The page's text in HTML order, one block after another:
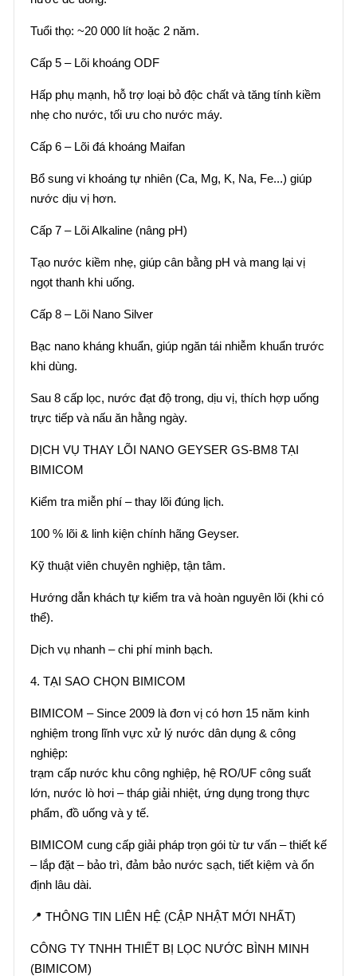
Tuổi thọ: ~20 000 lít hoặc 2 năm.
Cấp 5 – Lõi khoáng ODF
Hấp phụ mạnh, hỗ trợ loại bỏ độc chất và tăng tính kiềm
nhẹ cho nước, tối ưu cho nước máy.
Cấp 6 – Lõi đá khoáng Maifan
Bổ sung vi khoáng tự nhiên (Ca, Mg, K, Na, Fe...) giúp
nước dịu vị hơn.
Cấp 7 – Lõi Alkaline (nâng pH)
Tạo nước kiềm nhẹ, giúp cân bằng pH và mang lại vị
ngọt thanh khi uống.
Cấp 8 – Lõi Nano Silver
Bạc nano kháng khuẩn, giúp ngăn tái nhiễm khuẩn trước
khi dùng.
Sau 8 cấp lọc, nước đạt độ trong, dịu vị, thích hợp uống
trực tiếp và nấu ăn hằng ngày.
DỊCH VỤ THAY LÕI NANO GEYSER GS-BM8 TẠI
BIMICOM
Kiểm tra miễn phí – thay lõi đúng lịch.
100 % lõi & linh kiện chính hãng Geyser.
Kỹ thuật viên chuyên nghiệp, tận tâm.
Hướng dẫn khách tự kiểm tra và hoàn nguyên lõi (khi có
thể).
Dịch vụ nhanh – chi phí minh bạch.
4. TẠI SAO CHỌN BIMICOM
BIMICOM – Since 2009 là đơn vị có hơn 15 năm kinh
nghiệm trong lĩnh vực xử lý nước dân dụng & công
nghiệp:
trạm cấp nước khu công nghiệp, hệ RO/UF công suất
lớn, nước lò hơi – tháp giải nhiệt, ứng dụng trong thực
phẩm, đồ uống và y tế.
BIMICOM cung cấp giải pháp trọn gói từ tư vấn – thiết kế
– lắp đặt – bảo trì, đảm bảo nước sạch, tiết kiệm và ổn
định lâu dài.
📍 THÔNG TIN LIÊN HỆ (CẬP NHẬT MỚI NHẤT)
CÔNG TY TNHH THIẾT BỊ LỌC NƯỚC BÌNH MINH
(BIMICOM)